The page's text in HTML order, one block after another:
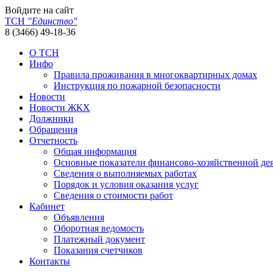
Войдите на сайт
ТСН "Единство"
8 (3466) 49-18-36
О ТСН
Инфо
Правила проживания в многоквартирных домах
Инструкция по пожарной безопасности
Новости
Новости ЖКХ
Должники
Обращения
Отчетность
Общая информация
Основные показатели финансово-хозяйственной
Сведения о выполняемых работах
Порядок и условия оказания услуг
Сведения о стоимости работ
Кабинет
Объявления
Оборотная ведомость
Платежный документ
Показания счетчиков
Контакты